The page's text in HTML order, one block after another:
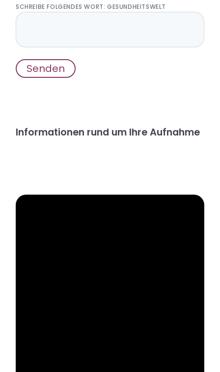
SCHREIBE FOLGENDES WORT: GESUNDHEITSWELT
Informationen rund um Ihre Aufnahme